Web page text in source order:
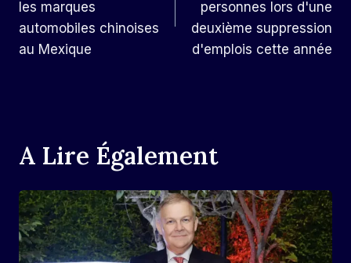
les marques
automobiles chinoises
au Mexique
personnes lors d'une
deuxième suppression
d'emplois cette année
A Lire Également